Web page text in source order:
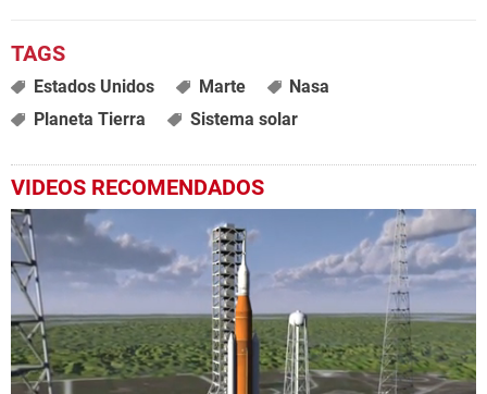
Estados Unidos Marte
Nasa
Planeta Tierra
Sistema solar
VIDEOS RECOMENDADOS